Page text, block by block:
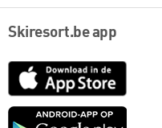
Skiresort.be app
App
Google